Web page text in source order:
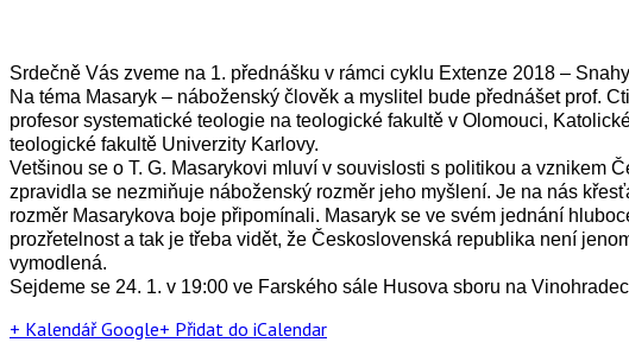
Srdečně Vás zveme na 1. přednášku v rámci cyklu Extenze 2018 –
Na téma Masaryk – náboženský člověk a myslitel bude přednášet prof.
profesor systematické teologie na teologické fakultě v Olomouci,
teologické fakultě Univerzity Karlovy.
Vetšinou se o T. G. Masarykovi mluví v souvislosti s politikou a vznikem
zpravidla se nezmiňuje náboženský rozměr jeho myšlení. Je na nás
rozměr Masarykova boje připomínali. Masaryk se ve svém jednání
prozřetelnost a tak je třeba vidět, že Československá republika není
vymodlená.
Sejdeme se 24. 1. v 19:00 ve Farského sále Husova sboru na
+ Kalendář Google+ Přidat do iCalendar